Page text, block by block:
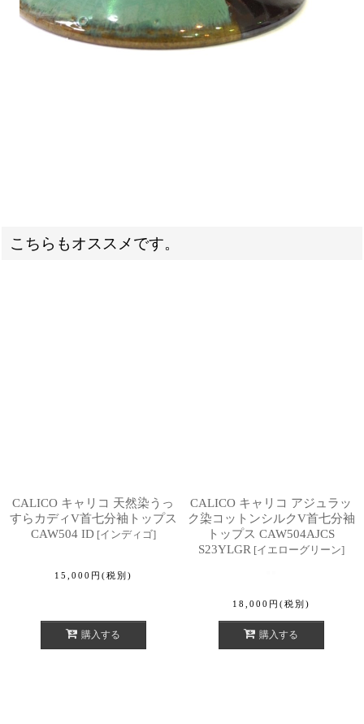
こちらもオススメです。
CALICO キャリコ 天然染うっ
すらカディV首七分袖トップス
CAW504 ID [インディゴ]
15,000 円 (税別)
購入する
CALICO キャリコ アジュラッ
ク染コットンシルクV首七分袖
トップス CAW504AJCS
S23YLGR [イエローグリーン]
18,000 円 (税別)
購入する